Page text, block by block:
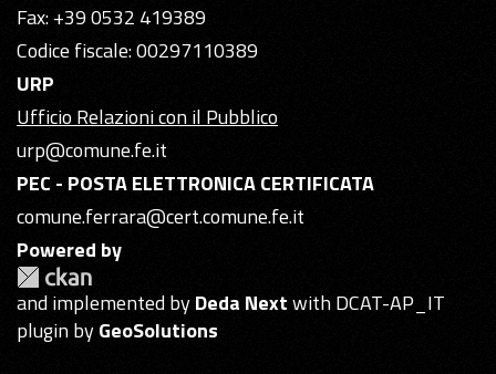
Fax: +39 0532 419389
Codice fiscale: 00297110389
URP
Ufficio Relazioni con il Pubblico
urp@comune.fe.it
PEC - POSTA ELETTRONICA CERTIFICATA
comune.ferrara@cert.comune.fe.it
Powered by
and implemented byDeda Nextwith DCAT-AP_IT
plugin byGeoSolutions